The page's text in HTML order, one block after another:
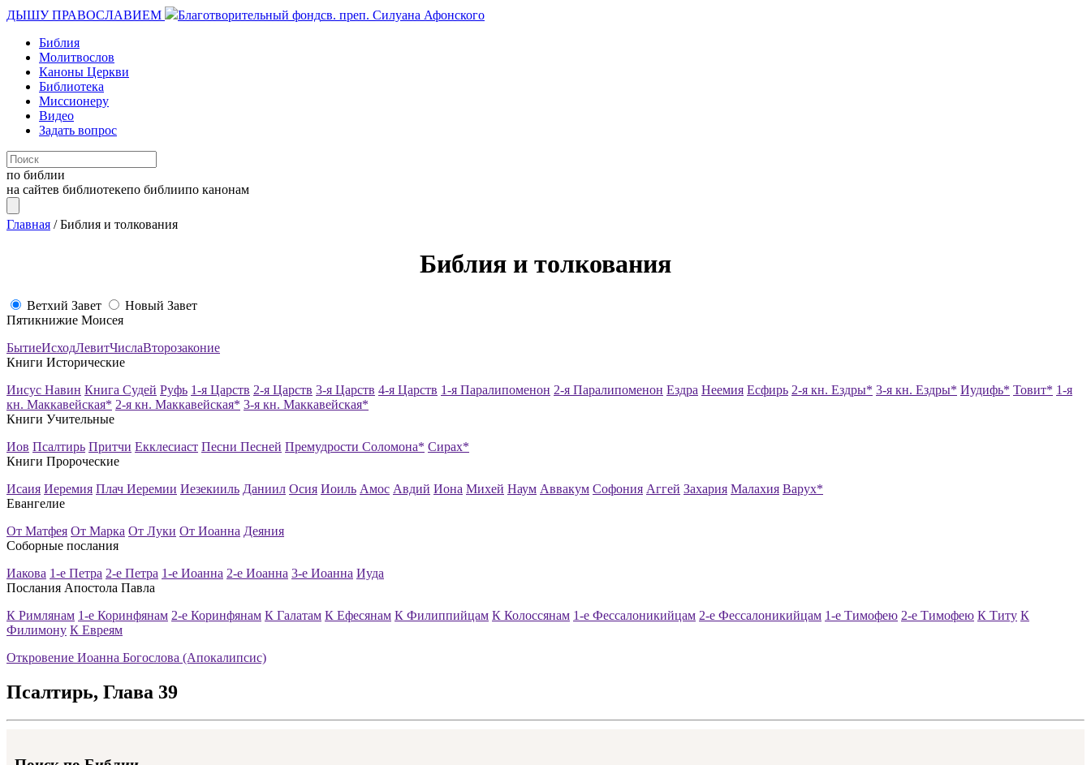
ДЫШУ ПРАВОСЛАВИЕМ Благотворительный фондсв. преп. Силуана Афонского
Библия
Молитвослов
Каноны Церкви
Библиотека
Миссионеру
Видео
Задать вопрос
по библии
на сайтев библиотекепо библиипо канонам
Главная /Библия и толкования
Библия и толкования
Ветхий Завет
Новый Завет
Пятикнижие Моисея
БытиеИсходЛевитЧислаВторозаконие
Книги Исторические
Иисус Навин Книга Судей Руфь 1-я Царств 2-я Царств 3-я Царств 4-я Царств 1-я Паралипоменон 2-я Паралипоменон Ездра Неемия Есфирь 2-я кн. Ездры* 3-я кн. Ездры* Иудифь* Товит* 1-я
кн. Маккавейская* 2-я кн. Маккавейская* 3-я кн. Маккавейская*
Книги Учительные
Иов Псалтирь Притчи Екклесиаст Песни Песней Премудрости Соломона* Сирах*
Книги Пророческие
Исаия Иеремия Плач Иеремии Иезекииль Даниил Осия Иоиль Амос Авдий Иона Михей Наум Аввакум Софония Аггей Захария Малахия Варух*
Евангелие
От Матфея От Марка От Луки От Иоанна Деяния
Соборные послания
Иакова 1-е Петра 2-е Петра 1-е Иоанна 2-е Иоанна 3-е Иоанна Иуда
Послания Апостола Павла
К Римлянам 1-е Коринфянам 2-е Коринфянам К Галатам К Ефесянам К Филиппийцам К Колоссянам 1-е Фессалоникийцам 2-е Фессалоникийцам 1-е Тимофею 2-е Тимофею К Титу К
Филимону К Евреям
Откровение Иоанна Богослова (Апокалипсис)
Псалтирь, Глава 39